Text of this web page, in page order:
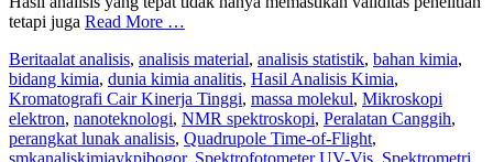
tetapi juga Read More …
Beritaalat analisis, analisis material, analisis statistik, bahan kimia,
bidang kimia, dunia kimia analitis, Hasil Analisis Kimia,
Kromatografi Cair Kinerja Tinggi, massa molekul, Mikroskopi
elektron, nanoteknologi, NMR spektroskopi, Peralatan Canggih,
perangkat lunak analisis, Quadrupole Time-of-Flight,
smkanaliskimiaykpibogor, Spektrofotometer UV-Vis, Spektrometri